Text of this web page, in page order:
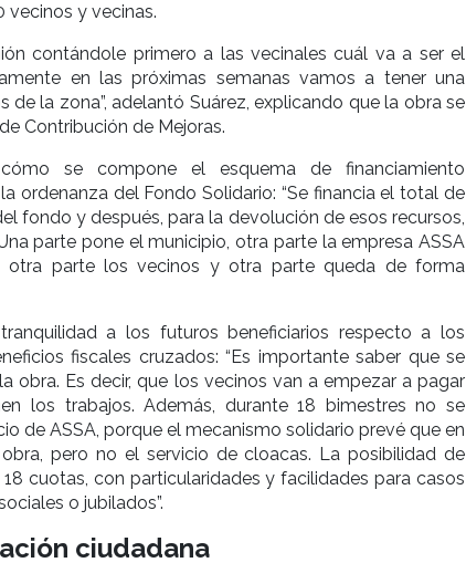
vecinos y vecinas.
contándole primero a las vecinales cuál va a ser el
en las próximas semanas vamos a tener una
de la zona”, adelantó Suárez, explicando que la obra se
Contribución de Mejoras.
se compone el esquema de financiamiento
ordenanza del Fondo Solidario: “Se financia el total de
fondo y después, para la devolución de esos recursos,
parte pone el municipio, otra parte la empresa ASSA
otra parte los vecinos y otra parte queda de forma
a los futuros beneficiarios respecto a los
fiscales cruzados: “Es importante saber que se
obra. Es decir, que los vecinos van a empezar a pagar
los trabajos. Además, durante 18 bimestres no se
de ASSA, porque el mecanismo solidario prevé que en
pero no el servicio de cloacas. La posibilidad de
cuotas, con particularidades y facilidades para casos
o jubilados”.
ciudadana